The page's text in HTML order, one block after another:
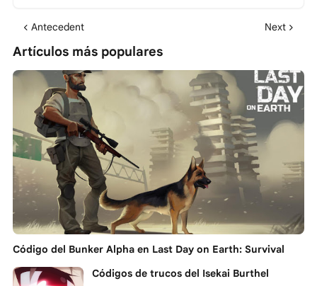
Antecedent Next
Artículos más populares
Código del Bunker Alpha en Last Day on Earth: Survival
Códigos de trucos del Isekai Burthel